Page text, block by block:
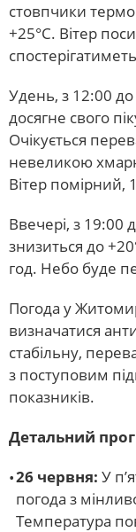
стовпчики
+25°C. Вітер
Удень, з 12:00
досягне свого
Очікується
невеликою
Вітер помірний,
Ввечері, з 19:00
знизиться до
год. Небо буде
Погода у
визначатися
стабільну,
з поступовим
показників.
Детальний
26 червня: У
погода з
Температура